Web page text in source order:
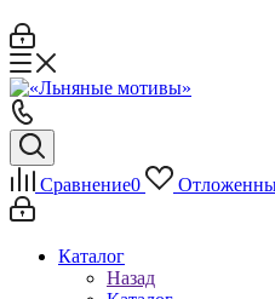
Сравнение0
Каталог
Назад